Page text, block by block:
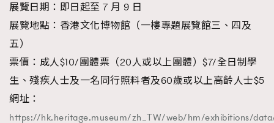
展覽日期：即日起至 7 月 9 日
展覽地點：香港文化博物館（一樓專題展覽館三、四及
五）
票價：成人$10/團體票（20人或以上團體）$7/全日制學
生、殘疾人士及一名同行照料者及60歲或以上高齡人士$5
網址：
https://hk.heritage.museum/zh_TW/web/hm/exhibitions/